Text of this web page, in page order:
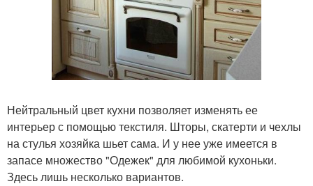
Нейтральный цвет кухни позволяет изменять ее
интерьер с помощью текстиля. Шторы, скатерти и чехлы
на стулья хозяйка шьет сама. И у нее уже имеется в
запасе множество "Одежек" для любимой кухоньки.
Здесь лишь несколько вариантов.